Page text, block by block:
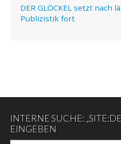
DER GLÖCKEL setzt nach
Publizistik fort
INTERNE SUCHE:
EINGEBEN